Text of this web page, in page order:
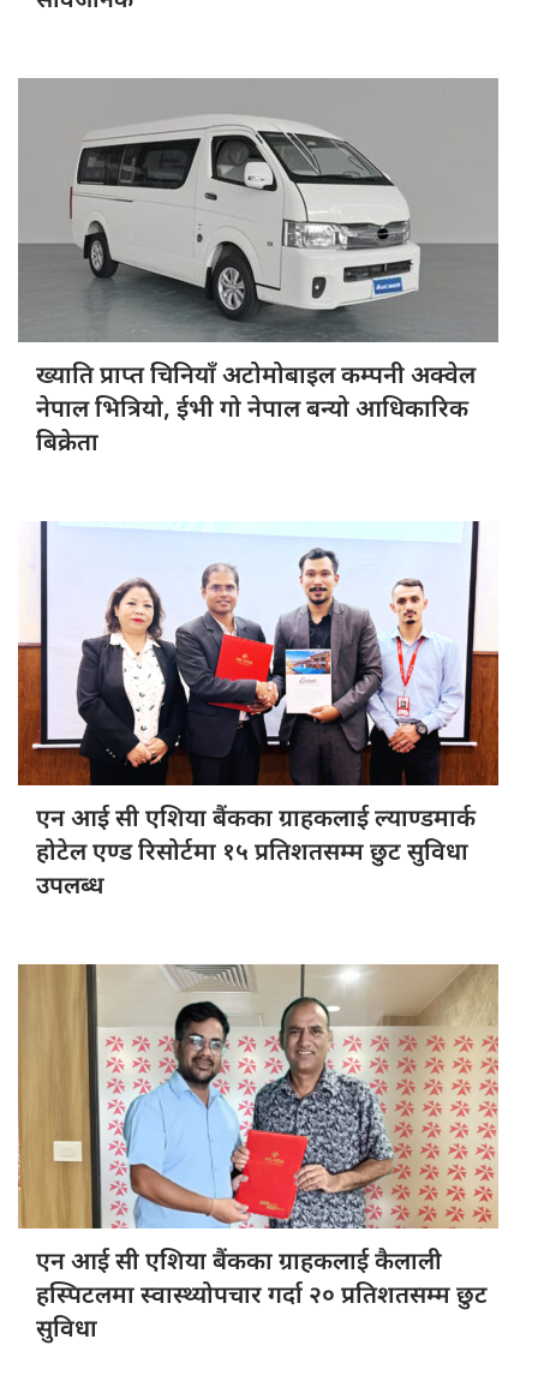
ख्याति प्राप्तचिनियाँ अटोमोबाइल कम्पनी अक्वेल
नेपाल भित्रियो, ईभी गो नेपाल बन्यो आधिकारिक
बिक्रेता
एन आईसी एशिया बैंकका ग्राहकलाई ल्याण्डमार्क
होटेल एण्ड रिसोर्टमा १५ प्रतिशतसम्म छुट सुविधा
उपलब्ध
एन आईसी एशिया बैंकका ग्राहकलाई कैलाली
हस्पिटलमा स्वास्थ्योपचार गर्दा २० प्रतिशतसम्म छुट
सुविधा